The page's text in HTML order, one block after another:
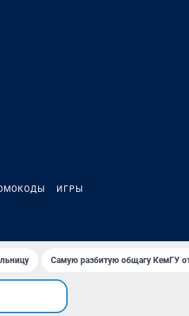
ИГРЫ
Самую разбитую общагу КемГУ